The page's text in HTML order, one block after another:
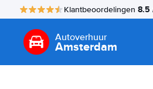
Klantbeoordelingen 8.5
Autoverhuur
Amsterdam